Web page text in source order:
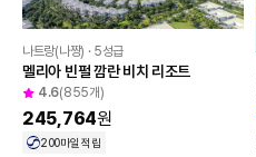
나트랑(나짱) · 5성급
멜리아 빈펄 깜란 비치 리조트
4.6(855개)
245,764원
200마일 적립